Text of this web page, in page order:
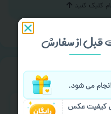
کلیک کنید
سفارش گیری
قبل از سفارش
می شود.
کیفیت عکس